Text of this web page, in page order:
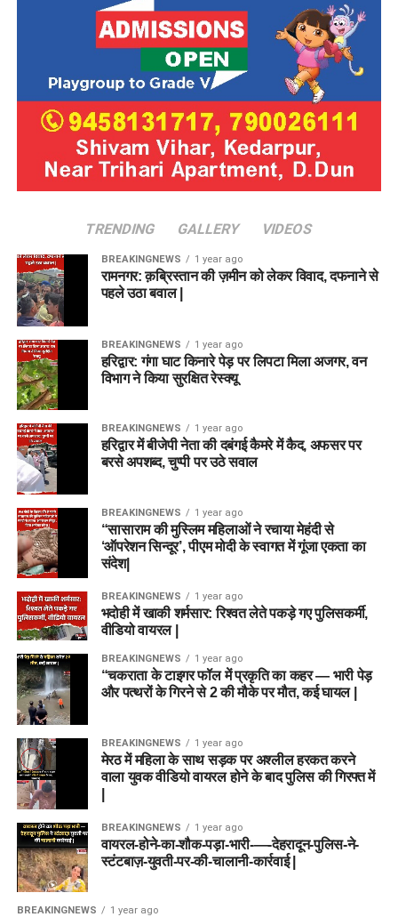
TRENDING GALLERY VIDEOS
BREAKINGNEWS 1 year ago
रामनगर: क़ब्रिस्तान की ज़मीन को लेकर विवाद, दफनाने से
पहले उठा बवाल |
BREAKINGNEWS 1 year ago
हरिद्वार: गंगा घाट किनारे पेड़ पर लिपटा मिला अजगर, वन
विभाग ने किया सुरक्षित रेस्क्यू
BREAKINGNEWS 1 year ago
हरिद्वार में बीजेपी नेता की दबंगई कैमरे में कैद, अफसर पर
बरसे अपशब्द, चुप्पी पर उठे सवाल
BREAKINGNEWS 1 year ago
“सासाराम की मुस्लिम महिलाओं ने रचाया मेहंदी से
‘ऑपरेशन सिन्दूर’, पीएम मोदी के स्वागत में गूंजा एकता का
संदेश|
BREAKINGNEWS 1 year ago
भदोही में खाकी शर्मसार: रिश्वत लेते पकड़े गए पुलिसकर्मी,
वीडियो वायरल |
BREAKINGNEWS 1 year ago
“चकराता के टाइगर फॉल में प्रकृति का कहर — भारी पेड़
और पत्थरों के गिरने से 2 की मौके पर मौत, कई घायल |
BREAKINGNEWS 1 year ago
मेरठ में महिला के साथ सड़क पर अश्लील हरकत करने
वाला युवक वीडियो वायरल होने के बाद पुलिस की गिरफ्त में
BREAKINGNEWS 1 year ago
वायरल-होने-का-शौक-पड़ा-भारी-—-देहरादून-पुलिस-ने-
स्टंटबाज़-युवती-पर-की-चालानी-कार्रवाई |
BREAKINGNEWS 1 year ago